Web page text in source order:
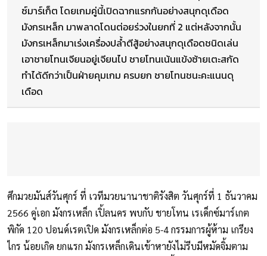
ซ์มาร์เก็ต โดยเกมคู่นี้เปิดฉากแรกกันอย่างสนุกดุเดือด
มังกรเหล็ก มาพลาดโดนต่อยร่วงในยกที่ 2 แต่หลังจากนั้น
มังกรเหล็กมาเร่งเครื่องปล้ำตีสู้อย่างสนุกดุเดือดชนิดเล่น
เอาชายโทนเจียนอยู่เจียนไป ชายโทนเน้นแข้งซ้ายเตะสกัด
ทำได้ดีกว่าเป็นฝ่ายคุมเกม ครบยก ชายโทนชนะคะแนนดุ
เดือด
ศึกมวยมันส์วันศุกร์ ที่ เวทีมวยนานาชาติรังสิต วันศุกร์ที่ 1 ธันวาคม
2566 คู่เอก มังกรเหล็ก เปิ้ลนคร พบกับ ชายโทน เรเด็กซ์มาร์เกต
พิกัด 120 ปอนด์เรตเปิด มังกรเหล็กต่อ 5-4 กรรมการผู้ห้าม เกรียง
ไกร น้อยเกิด ยกแรก มังกรเหล็กเดินเข้าหายังไม่รีบมีหมัดจิ้มตาม